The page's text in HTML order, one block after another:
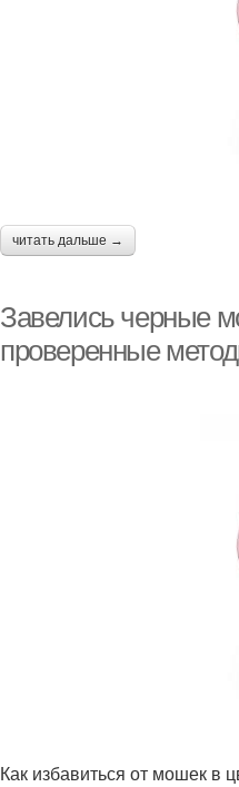
читать дальше →
Завелись черные
проверенные
Как избавиться от мошек в